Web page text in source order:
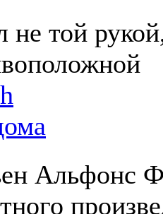
той
Альфонс